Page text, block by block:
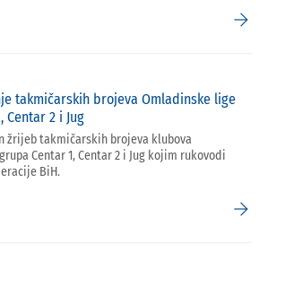
arrow_forward
takmičarskih brojeva Omladinske lige
Centar 2 i Jug
žrijeb takmičarskih brojeva klubova
Centar 1, Centar 2 i Jug kojim rukovodi
BiH.
arrow_forward